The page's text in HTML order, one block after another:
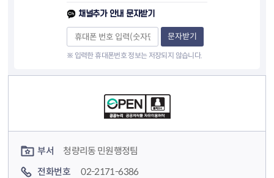
채널추가 안내 문자받기
문자받기
※ 입력한 휴대폰번호 정보는 저장되지 않습니다.
부서
청량리동 민원행정팀
전화번호
02-2171-6386